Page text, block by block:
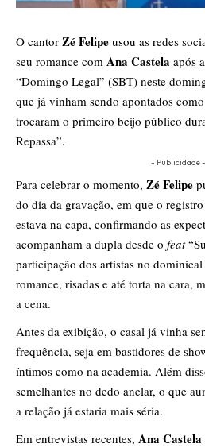
O cantor Zé Felipe usou as redes
seu romance com Ana Castela após
“Domingo Legal” (SBT) neste
que já vinham sendo apontados
trocaram o primeiro beijo público
Repassa”.
- Publicidade -
Para celebrar o momento, Zé Felipe
do dia da gravação, em que o
estava na capa, confirmando as
acompanham a dupla desde o feat
participação dos artistas no
romance, risadas e até torta na cara,
a cena.
Antes da exibição, o casal já vinha
frequência, seja em bastidores de
íntimos como na academia. Além
semelhantes no dedo anelar, o que
a relação já estaria mais séria.
Em entrevistas recentes, Ana Castela